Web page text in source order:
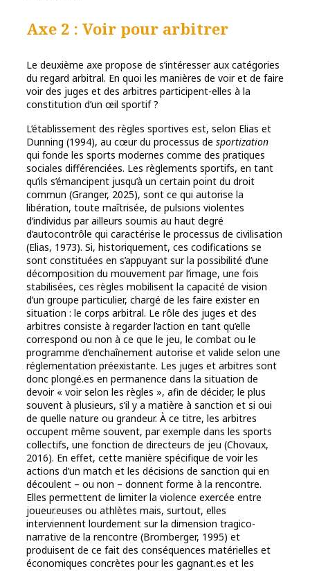
Axe 2 : Voir pour arbitrer
Le deuxième axe propose de s’intéresser aux catégories
du regard arbitral. En quoi les manières de voir et de faire
voir des juges et des arbitres participent-elles à la
constitution d’un œil sportif ?
L’établissement des règles sportives est, selon Elias et
Dunning (1994), au cœur du processus de sportization
qui fonde les sports modernes comme des pratiques
sociales différenciées. Les règlements sportifs, en tant
qu’ils s’émancipent jusqu’à un certain point du droit
commun (Granger, 2025), sont ce qui autorise la
libération, toute maîtrisée, de pulsions violentes
d’individus par ailleurs soumis au haut degré
d’autocontrôle qui caractérise le processus de civilisation
(Elias, 1973). Si, historiquement, ces codifications se
sont constituées en s’appuyant sur la possibilité d’une
décomposition du mouvement par l’image, une fois
stabilisées, ces règles mobilisent la capacité de vision
d’un groupe particulier, chargé de les faire exister en
situation : le corps arbitral. Le rôle des juges et des
arbitres consiste à regarder l’action en tant qu’elle
correspond ou non à ce que le jeu, le combat ou le
programme d’enchaînement autorise et valide selon une
réglementation préexistante. Les juges et arbitres sont
donc plongé.es en permanence dans la situation de
devoir « voir selon les règles », afin de décider, le plus
souvent à plusieurs, s’il y a matière à sanction et si oui
de quelle nature ou grandeur. À ce titre, les arbitres
occupent même souvent, par exemple dans les sports
collectifs, une fonction de directeurs de jeu (Chovaux,
2016). En effet, cette manière spécifique de voir les
actions d’un match et les décisions de sanction qui en
découlent – ou non – donnent forme à la rencontre.
Elles permettent de limiter la violence exercée entre
joueur.euses ou athlètes mais, surtout, elles
interviennent lourdement sur la dimension tragico-
narrative de la rencontre (Bromberger, 1995) et
produisent de ce fait des conséquences matérielles et
économiques concrètes pour les gagnant.es et les